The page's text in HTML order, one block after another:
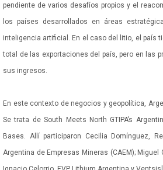
pendiente de varios desafíos propios y el
los países desarrollados en áreas
inteligencia artificial. En el caso del litio, el país
total de las exportaciones del país, pero en las
sus ingresos.
En este contexto de negocios y geopolítica,
Se trata de South Meets North GTIPA’s
Bases. Allí participaron Cecilia Domínguez,
Argentina de Empresas Mineras (CAEM);